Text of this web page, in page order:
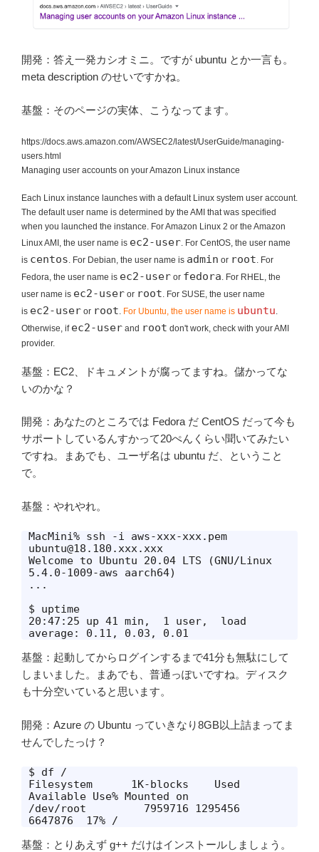
開発：答え一発カシオミニ。ですが ubuntu とか一言も。
meta description のせいですかね。
基盤：そのページの実体、こうなってます。
https://docs.aws.amazon.com/AWSEC2/latest/UserGuide/managing-
users.html
Managing user accounts on your Amazon Linux instance
Each Linux instance launches with a default Linux system user account.
The default user name is determined by the AMI that was specified
when you launched the instance. For Amazon Linux 2 or the Amazon
Linux AMI, the user name is ec2-user . For CentOS, the user name
is centos . For Debian, the user name is admin or root . For
Fedora, the user name is ec2-user or fedora . For RHEL, the
user name is ec2-user or root . For SUSE, the user name
is ec2-user or root For Ubuntu, the user name is ubuntu
Otherwise, if ec2-user and root don't work, check with your AMI
provider.
基盤：EC2、ドキュメントが腐ってますね。儲かってな
いのかな？
開発：あなたのところでは Fedora だ CentOS だって今も
サポートしているんすかって20ぺんくらい聞いてみたい
ですね。まあでも、ユーザ名は ubuntu だ、ということ
で。
基盤：やれやれ。
MacMini% ssh -i aws-xxx-xxx.pem
ubuntu@18.180.xxx.xxx
Welcome to Ubuntu 20.04 LTS (GNU/Linux
5.4.0-1009-aws aarch64)
...
$ uptime
20:47:25 up 41 min,  1 user,  load
基盤：起動してからログインするまで41分も無駄にして
しまいました。まあでも、普通っぽいですね。ディスク
も十分空いていると思います。
開発：Azure の Ubuntu っていきなり8GB以上詰まってま
せんでしたっけ？
$ df /
Filesystem      1K-blocks    Used
Available Use% Mounted on
/dev/root         7959716 1295456
6647876  17% /
基盤：とりあえず g++ だけはインストールしましょう。